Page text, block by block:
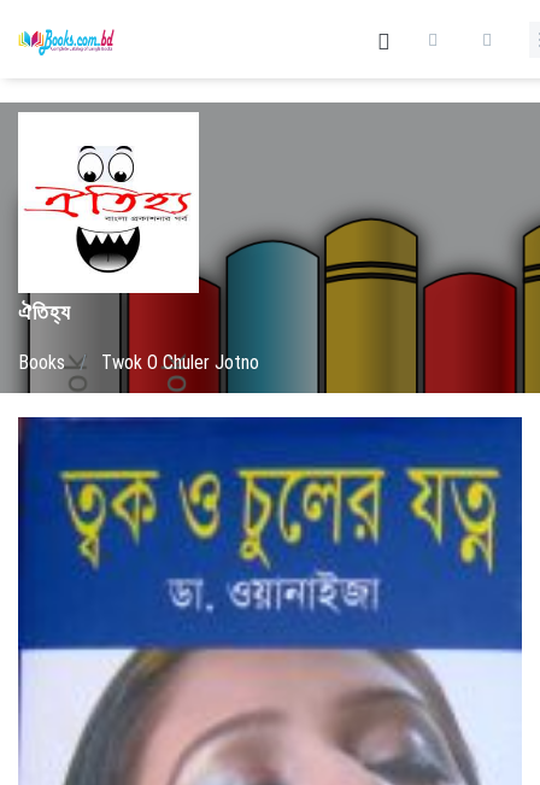
ঐতিহ্য
Books / Twok O Chuler Jotno